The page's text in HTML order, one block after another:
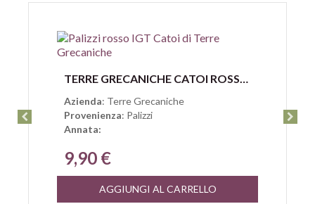
Anteprima TERRE GRECANICHE CATOI ROSSO PALIZZI IGT BIOLOGICO
Azienda: Terre Grecaniche
Provenienza: Palizzi
Annata:
9,90 €
AGGIUNGI AL CARRELLO